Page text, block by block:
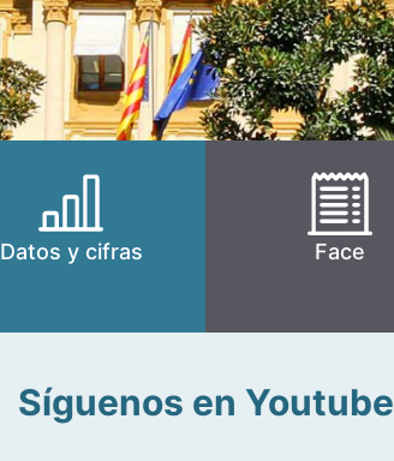
Datos y cifras Face
Síguenos en Youtube